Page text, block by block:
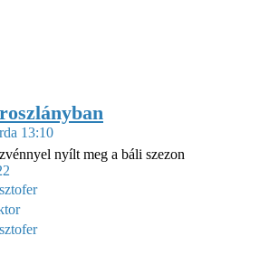
13:10
nyílt meg a báli szezon